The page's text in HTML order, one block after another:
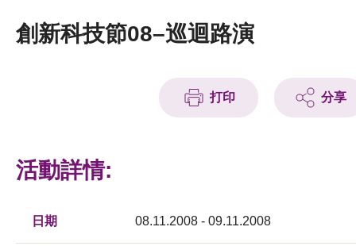
科技分享
創新科技節08–巡迴路演
打印 分享
活動詳情:
日期 08.11.2008 - 09.11.2008